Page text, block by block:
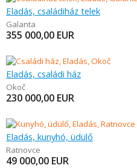
Eladás, családiház telek
Galanta
355 000,00 EUR
Eladás, családi ház
Okoč
230 000,00 EUR
Eladás, kunyhó, üdülő
Ratnovce
49 000,00 EUR